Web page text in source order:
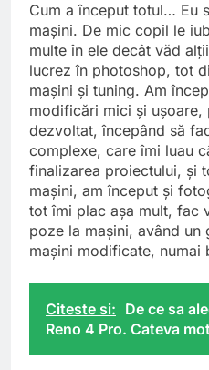
Cum a început totul… Eu
maşini. De mic copil le
multe în ele decât văd
lucrez în photoshop, tot
maşini şi tuning. Am
modificări mici şi uşoare,
dezvoltat, începând să
complexe, care îmi luau
finalizarea proiectului, şi
maşini, am început şi
tot îmi plac aşa mult, fac
poze la maşini, având
maşini modificate, numai
Citeste si: De ce sa
Reno 4 Pro. Cateva